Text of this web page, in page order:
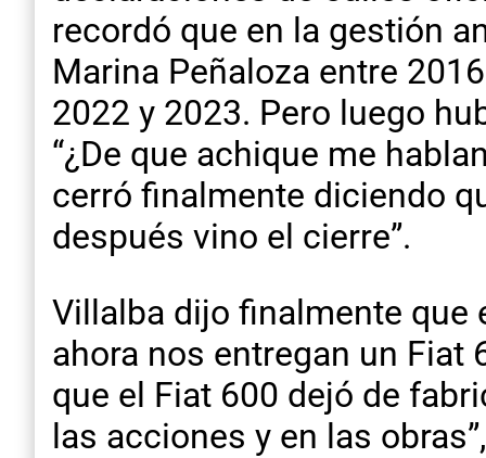
recordó que en la gestión
Marina Peñaloza entre
2022 y 2023. Pero luego
“¿De que achique me
cerró finalmente diciendo
después vino el cierre”.
Villalba dijo finalmente que
ahora nos entregan un
que el Fiat 600 dejó de
las acciones y en las